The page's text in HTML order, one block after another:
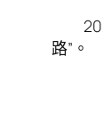
路”。